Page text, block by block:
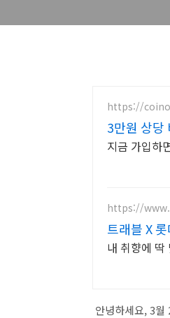
https://
3만원 상당
지금 가입하
https://
트래블 X
내 취향에
안녕하세요, 3월